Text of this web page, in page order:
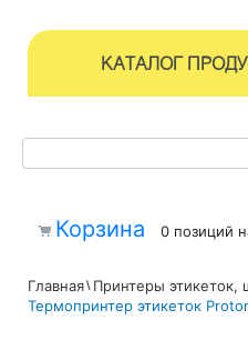
КАТАЛОГ
Корзина 0 позиций
Главная Принтеры этикеток,
Термопринтер этикеток